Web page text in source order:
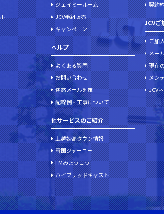
ジェイミールーム
JCV番組販売
キャンペーン
ヘルプ
よくある質問
お問い合わせ
迷惑メール対策
配線例・工事について
他サービスのご紹介
上越妙高タウン情報
雪国ジャーニー
FMみょうこう
ハイブリッドキャスト
契約
JCVご
ご加
メー
現在
メン
JCV